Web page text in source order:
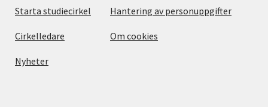
Starta studiecirkel
Cirkelledare
Nyheter
Hantering av personuppgifter
Om cookies